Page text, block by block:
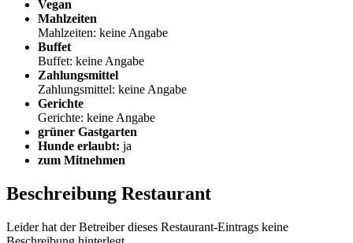
Vegan
Mahlzeiten
Mahlzeiten: keine Angabe
Buffet
Buffet: keine Angabe
Zahlungsmittel
Zahlungsmittel: keine Angabe
Gerichte
Gerichte: keine Angabe
grüner Gastgarten
Hunde erlaubt: ja
zum Mitnehmen
Beschreibung Restaurant
Leider hat der Betreiber dieses Restaurant-Eintrags keine